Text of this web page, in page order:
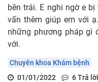
bên trái. E nghi ngờ e
vấn thêm giúp em với
những phương pháp gì
với.
Chuyên khoa Khám bệnh
01/01/2022
6Trả lời